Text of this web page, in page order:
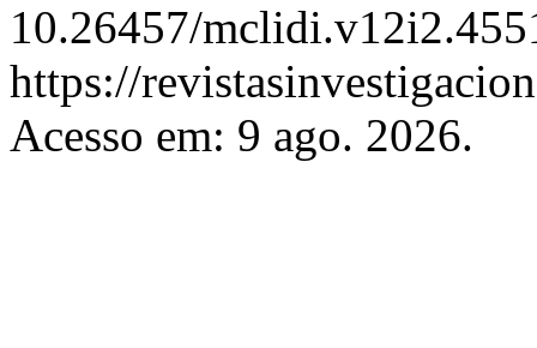
10.26457/
https://
Acesso em: 9 ago. 2026.